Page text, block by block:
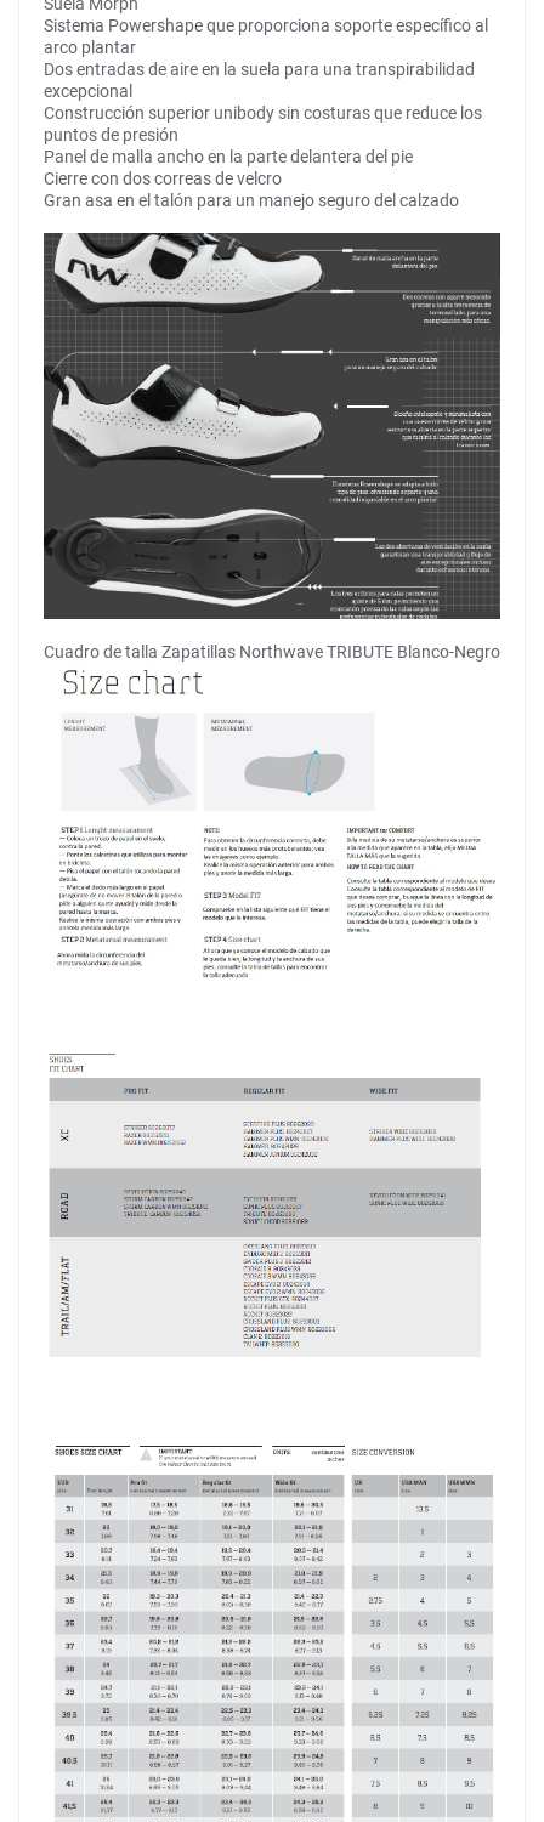
Sistema Powershape que proporciona soporte específico al
arco plantar
Dos entradas de aire en la suela para una transpirabilidad
excepcional
Construcción superior unibody sin costuras que reduce los
puntos de presión
Panel de malla ancho en la parte delantera del pie
Cierre con dos correas de velcro
Gran asa en el talón para un manejo seguro del calzado
Cuadro de talla Zapatillas Northwave TRIBUTE Blanco-Negro